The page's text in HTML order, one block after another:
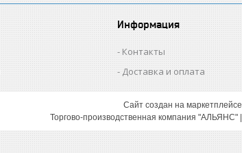
Информация
Контакты
Доставка и оплата
Сайт создан на маркетплейсе